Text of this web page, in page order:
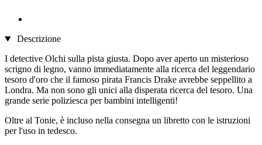
Descrizione
I detective Olchi sulla pista giusta. Dopo aver aperto un misterioso
scrigno di legno, vanno immediatamente alla ricerca del leggendario
tesoro d'oro che il famoso pirata Francis Drake avrebbe seppellito a
Londra. Ma non sono gli unici alla disperata ricerca del tesoro. Una
grande serie poliziesca per bambini intelligenti!
Oltre al Tonie, è incluso nella consegna un libretto con le istruzioni
per l'uso in tedesco.